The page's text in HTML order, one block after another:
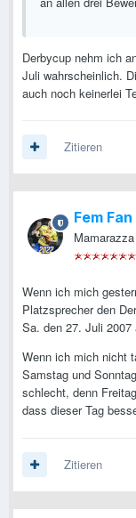
Derbycup nehm ich
Juli wahrscheinlich.
auch noch keinerlei
Zitieren
Fem Fan
Wenn ich mich
Platzsprecher den
Sa. den 27. Juli 2007
Wenn ich mich nicht
Samstag und
schlecht, denn
dass dieser Tag
Zitieren